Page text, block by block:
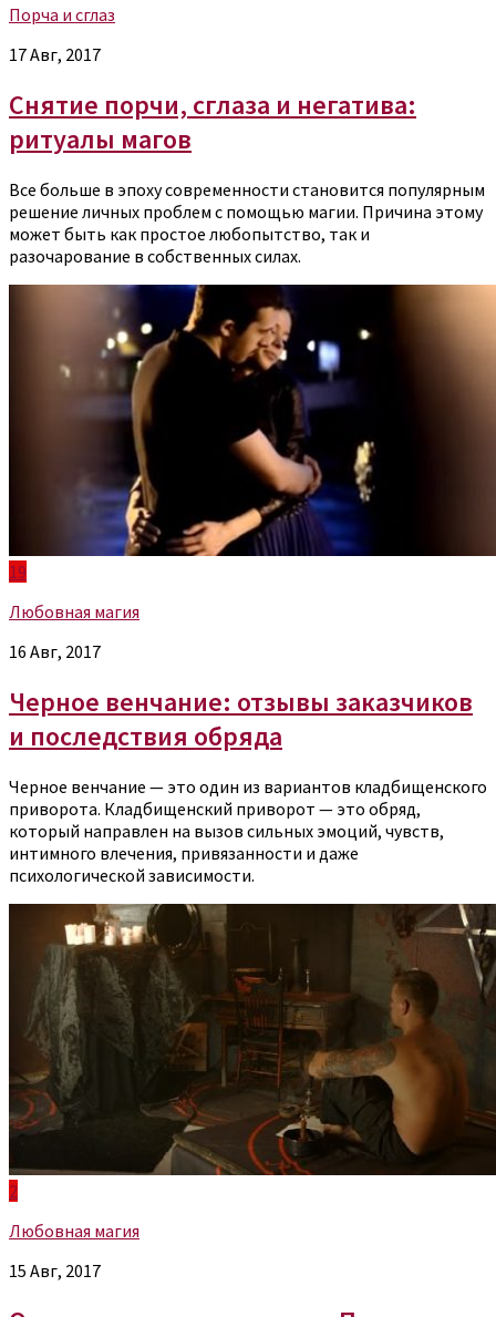
Порча и сглаз
17 Авг, 2017
Снятие порчи, сглаза и негатива:
ритуалы магов
Все больше в эпоху современности становится популярным
решение личных проблем с помощью магии. Причина этому
может быть как простое любопытство, так и
разочарование в собственных силах.
19
Любовная магия
16 Авг, 2017
Черное венчание: отзывы заказчиков
и последствия обряда
Черное венчание — это один из вариантов кладбищенского
приворота. Кладбищенский приворот — это обряд,
который направлен на вызов сильных эмоций, чувств,
интимного влечения, привязанности и даже
психологической зависимости.
2
Любовная магия
15 Авг, 2017